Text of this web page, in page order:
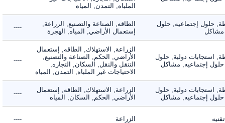
الملباه, التمدن, المياه
حلول إجتماعيه, حلول
الطاقه, الصناعة والتصنيع, الزراعة,
إستعمال الأراضي, المياه, الهجرة
----
استجابات دولية, حلول
إجتماعيه, مشاكل
الزراعة, الاستهلاك, الطاقه, إستعمال
الأراضي, الحكم, الصناعة والتصنيع,
التنقل والنقل, السكان, التجاره,
الاحتياجات غير الملباه, التمدن, المياه
----
استجابات دولية, حلول
إجتماعيه, مشاكل
الزراعة, الاستهلاك, الطاقه, إستعمال
الأراضي, الحكم, السكان, المياه
----
الزراعة ----